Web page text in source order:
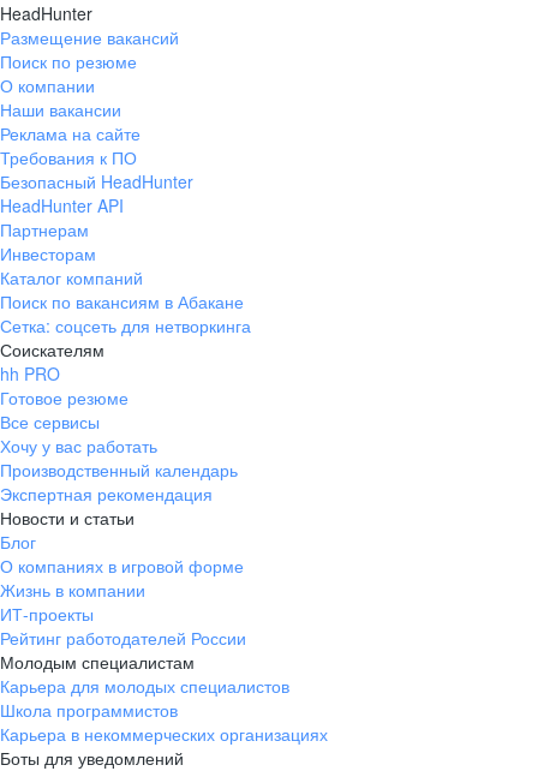
HeadHunter
Размещение вакансий
Поиск по резюме
О компании
Наши вакансии
Реклама на сайте
Требования к ПО
Безопасный HeadHunter
HeadHunter API
Партнерам
Инвесторам
Каталог компаний
Поиск по вакансиям в Абакане
Сетка: соцсеть для нетворкинга
Соискателям
hh PRO
Готовое резюме
Все сервисы
Хочу у вас работать
Производственный календарь
Экспертная рекомендация
Новости и статьи
Блог
О компаниях в игровой форме
Жизнь в компании
ИТ-проекты
Рейтинг работодателей России
Молодым специалистам
Карьера для молодых специалистов
Школа программистов
Карьера в некоммерческих организациях
Боты для уведомлений